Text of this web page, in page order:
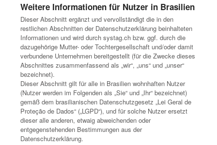
Weitere Informationen für Nutzer in Brasilien
Dieser Abschnitt ergänzt und vervollständigt die in den
restlichen Abschnitten der Datenschutzerklärung beinhalteten
Informationen und wird durch systag.ch bzw. ggf. durch die
dazugehörige Mutter- oder Tochtergesellschaft und/oder damit
verbundene Unternehmen bereitgestellt (für die Zwecke dieses
Abschnittes zusammenfassend als „wir“, „uns“ und „unser“
bezeichnet).
Dieser Abschnitt gilt für alle in Brasilien wohnhaften Nutzer
(Nutzer werden im Folgenden als „Sie“ und „Ihr“ bezeichnet)
gemäß dem brasilianischen Datenschutzgesetz „Lei Geral de
Proteção de Dados“ („LGPD“), und für solche Nutzer ersetzt
dieser alle anderen, etwaig abweichenden oder
entgegenstehenden Bestimmungen aus der
Datenschutzerklärung.